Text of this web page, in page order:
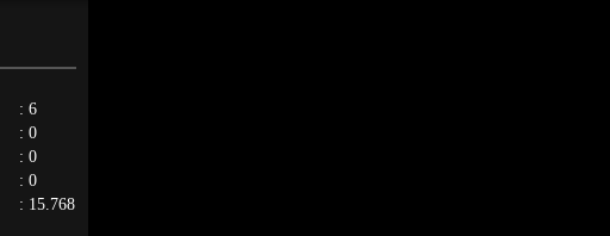
: 6
: 0
: 0
: 0
: 15.768